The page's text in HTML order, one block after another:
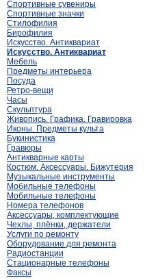
Спортивные сувениры
Спортивные значки
Стилофилия
Бирофилия
Искусство. Антиквариат
Искусство. Антиквариат
Мебель
Предметы интерьера
Посуда
Ретро-вещи
Часы
Скульптура
Живопись. Графика. Гравировка
Иконы. Предметы культа
Букинистика
Гравюры
Антикварные карты
Костюм. Аксессуары. Бижутерия
Музыкальные инструменты
Мобильные телефоны
Мобильные телефоны
Номера телефонов
Аксессуары, комплектующие
Чехлы, плёнки, держатели
Услуги по ремонту
Оборудование для ремонта
Радиостанции
Стационарные телефоны
Факсы